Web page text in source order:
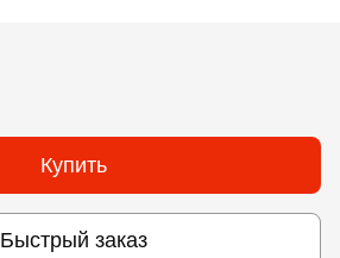
Купить
Быстрый заказ